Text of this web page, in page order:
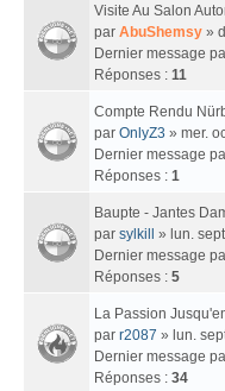
Visite Au Salon
par AbuShemsy »
Dernier message
Réponses : 11
Compte Rendu
par OnlyZ3 » mer.
Dernier message
Réponses : 1
Baupte - Jantes
par sylkill » lun.
Dernier message
Réponses : 5
La Passion
par r2087 » lun.
Dernier message
Réponses : 34